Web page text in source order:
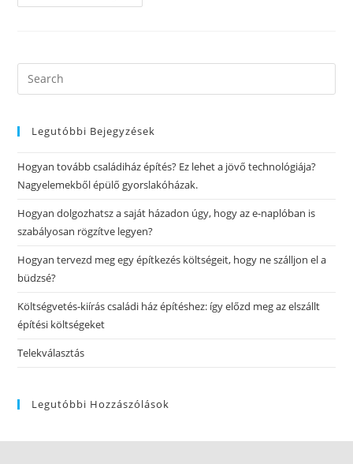
Legutóbbi Bejegyzések
Hogyan tovább családiház építés? Ez lehet a jövő technológiája?
Nagyelemekből épülő gyorslakóházak.
Hogyan dolgozhatsz a saját házadon úgy, hogy az e-naplóban is
szabályosan rögzítve legyen?
Hogyan tervezd meg egy építkezés költségeit, hogy ne szálljon el a
büdzsé?
Költségvetés-kiírás családi ház építéshez: így előzd meg az elszállt
építési költségeket
Telekválasztás
Legutóbbi Hozzászólások